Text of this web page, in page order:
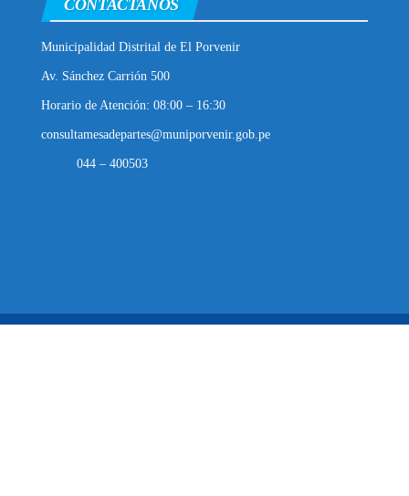
CONTACTANOS
Municipalidad Distrital de El Porvenir
Av. Sánchez Carrión 500
Horario de Atención: 08:00 – 16:30
consultamesadepartes@muniporvenir.gob.pe
044 – 400503